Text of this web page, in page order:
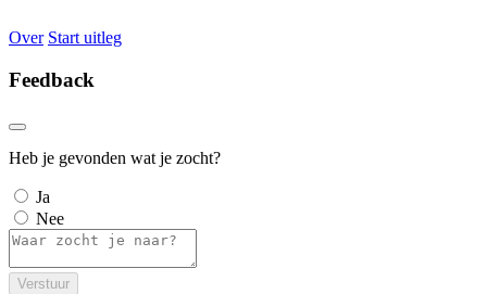
Over Start uitleg
Feedback
Heb je gevonden wat je zocht?
Ja
Nee
Verstuur